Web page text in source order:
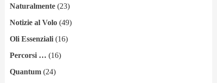
Naturalmente (23)
Notizie al Volo (49)
Oli Essenziali (16)
Percorsi … (16)
Quantum (24)